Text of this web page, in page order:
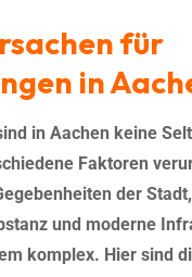
für
in
in Aachen keine
Faktoren
der
und moderne
komplex. Hier sind